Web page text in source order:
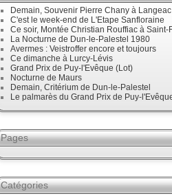
Demain, Souvenir Pierre Chany à Langeac
C'est le week-end de L'Etape Sanfloraine
Ce soir, Montée Christian Rouffiac à Saint-
La Nocturne de Dun-le-Palestel 1980
Avermes : Veistroffer encore et toujours
Ce dimanche à Lurcy-Lévis
Grand Prix de Puy-l'Evêque (Lot)
Nocturne de Maurs
Demain, Critérium de Dun-le-Palestel
Le palmarès du Grand Prix de Puy-
Pages
Catégories